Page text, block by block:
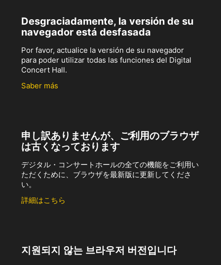
Desgraciadamente, la versión de su
navegador está desfasada
Por favor, actualice la versión de su navegador
para poder utilizar todas las funciones del Digital
Concert Hall.
Saber más
申し訳ありませんが、ご利用のブラウザ
は古くなっております
デジタル・コンサートホールの全ての機能をご利用い
ただくために、ブラウザを最新版に更新してくださ
い。
詳細はこちら
지원되지 않는 브라우저 버전입니다